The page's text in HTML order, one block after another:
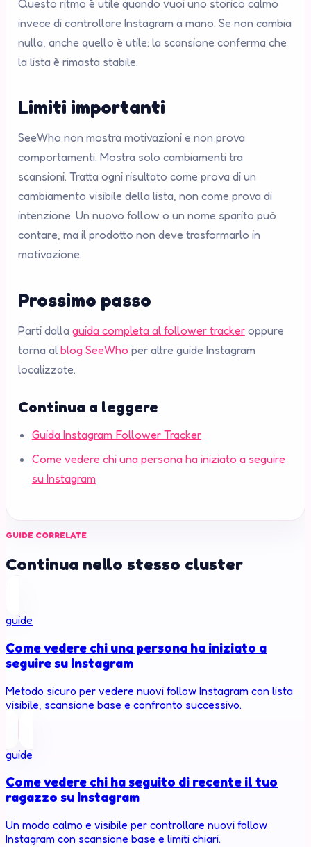
Questo ritmo è utile quando vuoi uno storico calmo
invece di controllare Instagram a mano. Se non cambia
nulla, anche quello è utile: la scansione conferma che
la lista è rimasta stabile.
Limiti importanti
SeeWho non mostra motivazioni e non prova
comportamenti. Mostra solo cambiamenti tra
scansioni. Tratta ogni risultato come prova di un
cambiamento visibile della lista, non come prova di
intenzione. Un nuovo follow o un nome sparito può
contare, ma il prodotto non deve trasformarlo in
motivazione.
Prossimo passo
Parti dalla guida completa al follower trackeroppure
torna al blog SeeWho per altre guide Instagram
localizzate.
Continua a leggere
Guida Instagram Follower Tracker
Come vedere chi una persona ha iniziato a seguire
su Instagram
GUIDE CORRELATE
Continua nello stesso cluster
guide
Come vedere chi una persona ha iniziato a
seguire su Instagram
Metodo sicuro per vedere nuovi follow Instagram con lista
visibile, scansione base e confronto successivo.
guide
Come vedere chi ha seguito di recente il tuo
ragazzo su Instagram
Un modo calmo e visibile per controllare nuovi follow
Instagram con scansione base e limiti chiari.